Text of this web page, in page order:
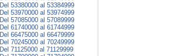
Del 53380000 al 53384999
Del 53970000 al 53974999
Del 57085000 al 57089999
Del 61740000 al 61744999
Del 66475000 al 66479999
Del 70245000 al 70249999
Del 71125000 al 71129999